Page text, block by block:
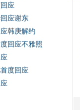
应
应谢东
韩庚解约
回应不雅照
度回应